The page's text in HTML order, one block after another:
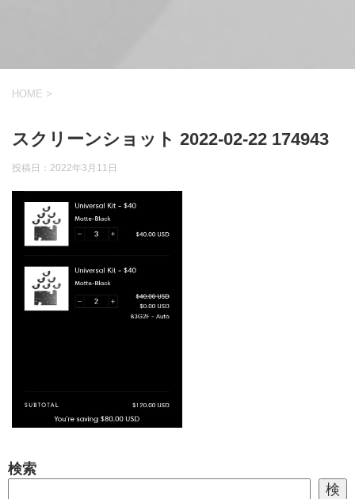
HOME >
スクリーンショット 2022-02-22 174943
投稿日： 2022年3月11日
検索
検